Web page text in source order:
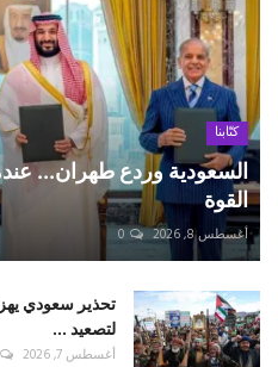
كتّابنا
السعودية وردع طهران...
القوة
أغسطس 8, 2026 0
تحذير سعودي يهز
لتصعيد ...
أغسطس 7, 2026